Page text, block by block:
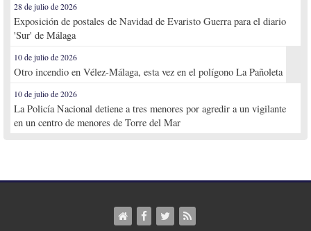
28 de julio de 2026
Exposición de postales de Navidad de Evaristo Guerra para el diario
'Sur' de Málaga
10 de julio de 2026
Otro incendio en Vélez-Málaga, esta vez en el polígono La Pañoleta
10 de julio de 2026
La Policía Nacional detiene a tres menores por agredir a un vigilante
en un centro de menores de Torre del Mar